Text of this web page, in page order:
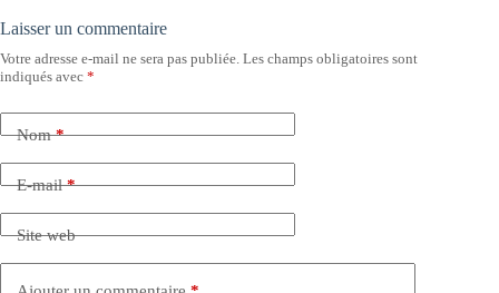
Laisser un commentaire
Votre adresse e-mail ne sera pas publiée. Les champs obligatoires sont
indiqués avec *
Nom*
E-mail*
Site web